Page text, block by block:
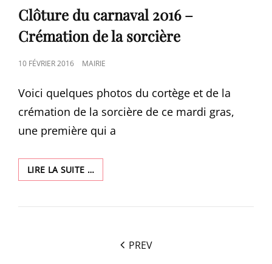
LINKS
Clôture du carnaval 2016 –
Crémation de la sorcière
POSTED
10 FÉVRIER 2016 MAIRIE
Voici quelques photos du cortège et de la
crémation de la sorcière de ce mardi gras,
une première qui a
LIRE LA SUITE …CLÔTURE
DU
2016
PREV